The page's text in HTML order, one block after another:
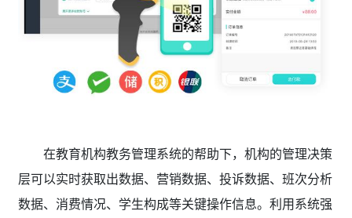
在教育机构教务管理系统的帮助下，机构的管理决策
层可以实时获取出数据、营销数据、投诉数据、班次分析
数据、消费情况、学生构成等关键操作信息。利用系统强